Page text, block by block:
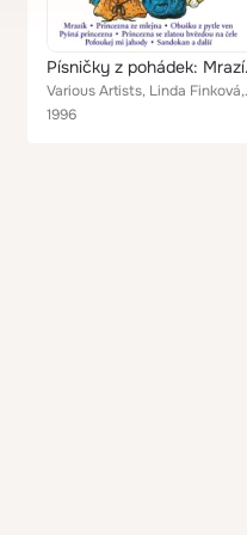
Písničky z pohádek:
Various Artists, Linda
1996